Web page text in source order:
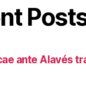
ante Alavés